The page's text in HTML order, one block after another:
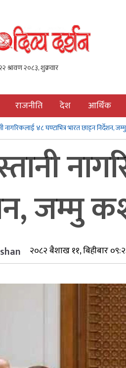
राजनीति देश आर्थिक
नागरिकलाई ४८ घण्टाभित्र भारत छाड्न निर्देशन,
जम्मु
२०८२ बैशाख ११, बिहीबार